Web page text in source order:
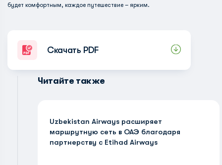
будет комфортным, каждое путешествие – ярким.
Скачать PDF
Читайте также
Uzbekistan Airways расширяет
маршрутную сеть в ОАЭ благодаря
партнерству с Etihad Airways